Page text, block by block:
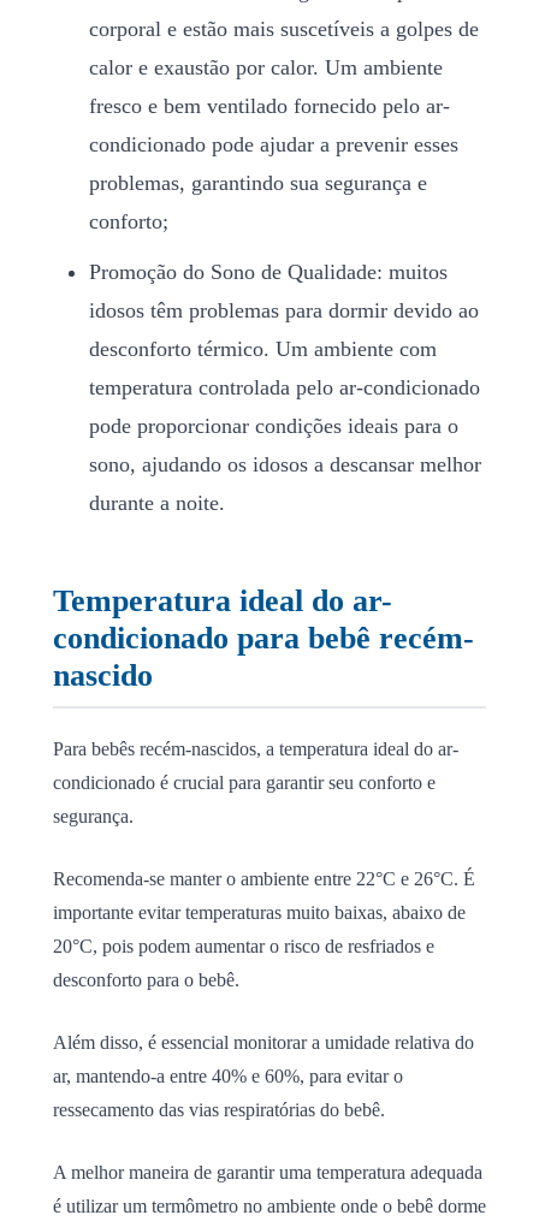
corporal e estão mais suscetíveis a golpes de
calor e exaustão por calor. Um ambiente
fresco e bem ventilado fornecido pelo ar-
condicionado pode ajudar a prevenir esses
problemas, garantindo sua segurança e
conforto;
Promoção do Sono de Qualidade: muitos
idosos têm problemas para dormir devido ao
desconforto térmico. Um ambiente com
temperatura controlada pelo ar-condicionado
pode proporcionar condições ideais para o
sono, ajudando os idosos a descansar melhor
durante a noite.
Temperatura ideal do ar-
condicionado para bebê recém-
nascido
Para bebês recém-nascidos, a temperatura ideal do ar-
condicionado é crucial para garantir seu conforto e
segurança.
Recomenda-se manter o ambiente entre 22°C e 26°C. É
importante evitar temperaturas muito baixas, abaixo de
20°C, pois podem aumentar o risco de resfriados e
desconforto para o bebê.
Além disso, é essencial monitorar a umidade relativa do
ar, mantendo-a entre 40% e 60%, para evitar o
ressecamento das vias respiratórias do bebê.
A melhor maneira de garantir uma temperatura adequada
é utilizar um termômetro no ambiente onde o bebê dorme